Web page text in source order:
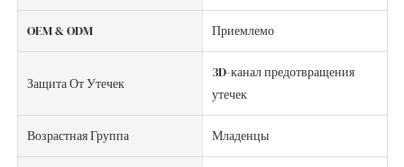
OEM & ODM Приемлемо
Защита От Утечек
3D-канал предотвращения
утечек
Возрастная Группа Младенцы